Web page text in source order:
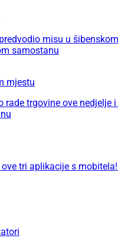
misu u
samostanu
mjestu
rade trgovine ove nedjelje
tri aplikacije s